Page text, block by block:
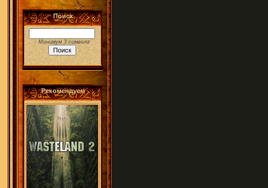
Поиск
- Минимум 3 символа
Рекомендуем